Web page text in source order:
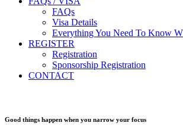
FAQs
Visa Details
Everything You Need To Know
REGISTER
Registration
Sponsorship Registration
CONTACT
Good things happen when you narrow your focus